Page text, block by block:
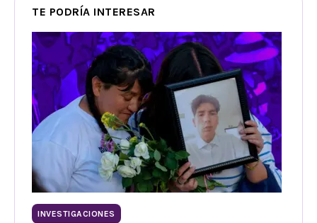
TE PODRÍA INTERESAR
INVESTIGACIONES